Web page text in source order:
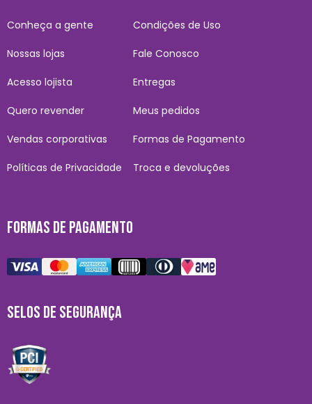
Conheça a gente
Nossas lojas
Acesso lojista
Quero revender
Vendas corporativas
Políticas de Privacidade
Condições de Uso
Fale Conosco
Entregas
Meus pedidos
Formas de Pagamento
Troca e devoluções
FORMAS DE PAGAMENTO
SELOS DE SEGURANÇA